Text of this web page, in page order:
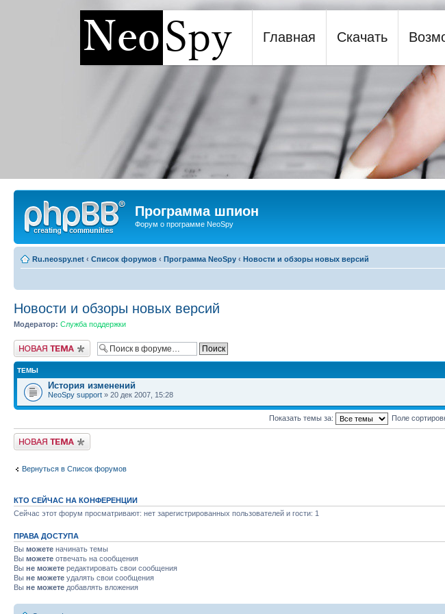
Программа шпион NeoSpy
Главная Скачать
Программа шпион
Форум о программе NeoSpy
Ru.neospy.net ‹ Список форумов ‹ Программа NeoSpy ‹ Новости и обзоры новых версий
Новости и обзоры новых версий
Модератор: Служба поддержки
Новая тема
ТЕМЫ
История изменений
NeoSpy support » 20 дек 2007, 15:28
Показать темы за: Поле
Новая тема
Вернуться в Список форумов
КТО СЕЙЧАС НА КОНФЕРЕНЦИИ
Сейчас этот форум просматривают: нет зарегистрированных пользователей и гости: 1
ПРАВА ДОСТУПА
Вы можете начинать темы
Вы можете отвечать на сообщения
Вы не можете редактировать свои сообщения
Вы не можете удалять свои сообщения
Вы не можете добавлять вложения